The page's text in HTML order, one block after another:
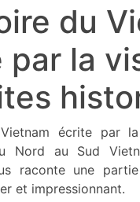
du
par la
Vietnam écrite par
Nord au Sud
raconte une
et impressionnant.